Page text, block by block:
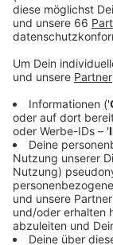
Anzeige
Zu diesem
ein neues
Münsterstraße
und Digitalität,
besonderes
und Labore
die